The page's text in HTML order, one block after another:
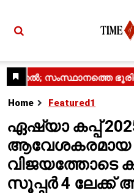
Home Featured1
ഏഷ്യാ കപ്പ്
ആവേശകരമായ
വിജയത്തോടെ
സൂപ്പർ 4